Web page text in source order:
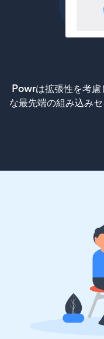
Powrは拡張性を考
な最先端の組み込み